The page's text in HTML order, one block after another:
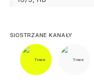
SIOSTRZANE KANAŁY